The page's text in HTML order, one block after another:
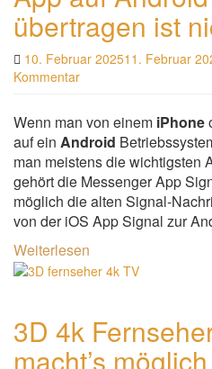
übertragen ist
10. Februar 202511. Februar
Kommentar
Wenn man von einem iPhone
auf ein Android
man meistens die wichtigsten
gehört die Messenger App
möglich die alten Signal-
von der iOS App Signal zur
Weiterlesen
3D 4k
macht’s